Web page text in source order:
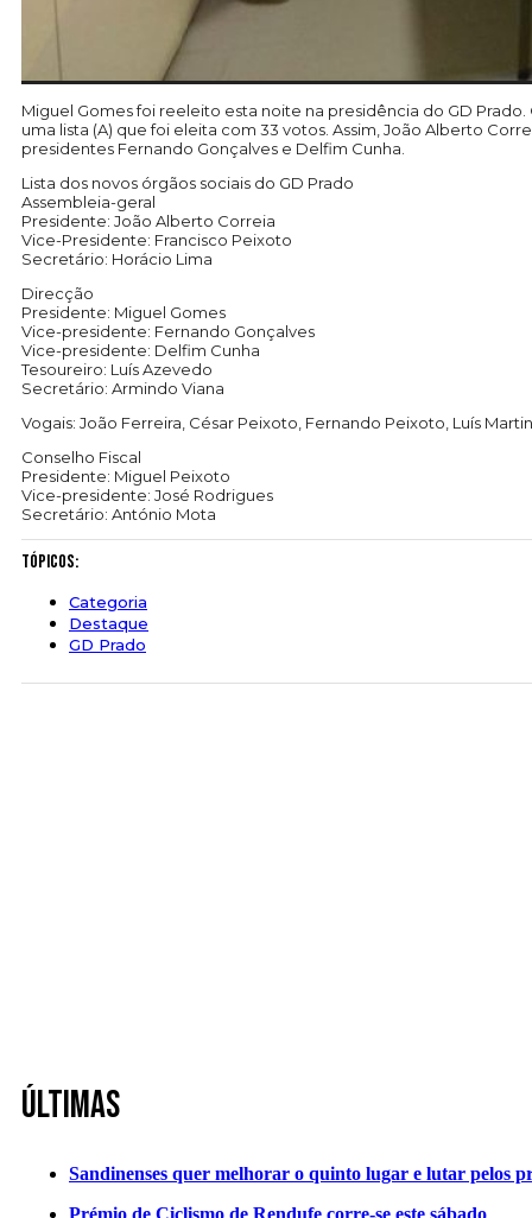
Miguel Gomes foi reeleito esta noite na presidência do GD
uma lista (A) que foi eleita com 33 votos. Assim, João Alberto
presidentes Fernando Gonçalves e Delfim Cunha.
Lista dos novos órgãos sociais do GD Prado
Assembleia-geral
Presidente: João Alberto Correia
Vice-Presidente: Francisco Peixoto
Secretário: Horácio Lima
Direcção
Presidente: Miguel Gomes
Vice-presidente: Fernando Gonçalves
Vice-presidente: Delfim Cunha
Tesoureiro: Luís Azevedo
Secretário: Armindo Viana
Vogais: João Ferreira, César Peixoto, Fernando Peixoto, Luís
Conselho Fiscal
Presidente: Miguel Peixoto
Vice-presidente: José Rodrigues
Secretário: António Mota
Tópicos:
Categoria
Destaque
GD Prado
Últimas
Sandinenses quer melhorar o quinto lugar e lutar pelos